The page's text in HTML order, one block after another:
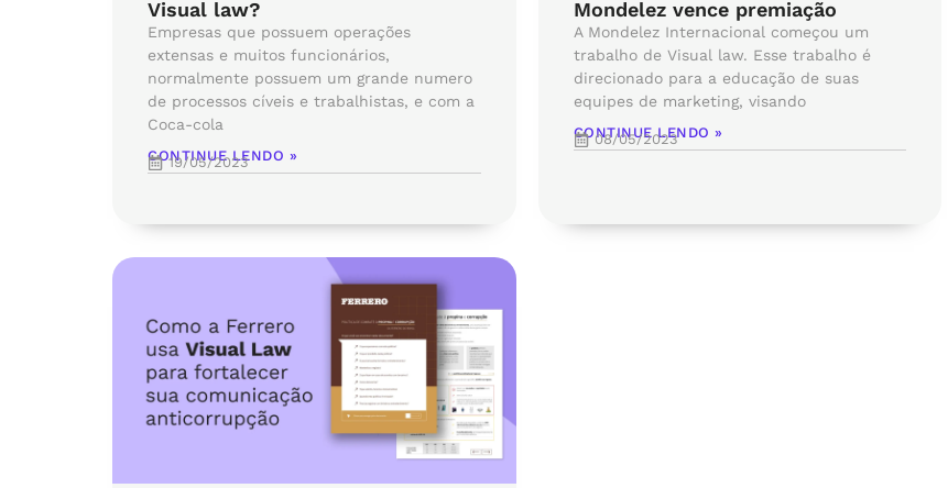
Visual law?
Empresas que possuem operações
extensas e muitos funcionários,
normalmente possuem um grande numero
de processos cíveis e trabalhistas, e com a
Coca-cola
CONTINUE LENDO »
19/05/2023
Mondelez vence premiação
A Mondelez Internacional começou um
trabalho de Visual law. Esse trabalho é
direcionado para a educação de suas
equipes de marketing, visando
CONTINUE LENDO »
08/05/2023